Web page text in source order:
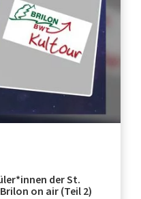
der St.
on air (Teil 2)